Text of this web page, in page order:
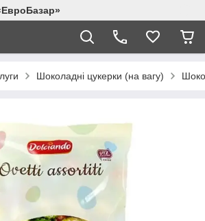
Шоколадні цукерки (на вагу)